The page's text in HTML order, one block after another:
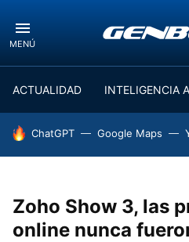
MENÚ
ACTUALIDAD INTELIGENCIA
HOY SE HABLA DE
ChatGPT Google Maps
Zoho Show 3, las
online nunca